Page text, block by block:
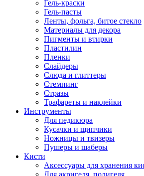
Гель-краски
Гель-пасты
Ленты, фольга, битое стекло
Материалы для декора
Пигменты и втирки
Пластилин
Пленки
Слайдеры
Слюда и глиттеры
Стемпинг
Стразы
Трафареты и наклейки
Инструменты
Для педикюра
Кусачки и щипчики
Ножницы и твизеры
Пушеры и шаберы
Кисти
Аксессуары для хранения
Для акригеля, полигеля